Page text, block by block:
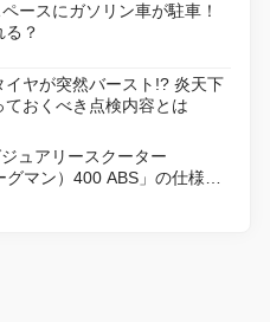
ースにガソリン車が駐車！
？
ヤが突然バースト!? 炎天下
おくべき点検内容とは
ュアリースクーター
グマン）400 ABS」の仕様を
売